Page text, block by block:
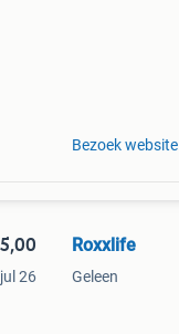
Bezoek website
26
Roxxlife
Geleen